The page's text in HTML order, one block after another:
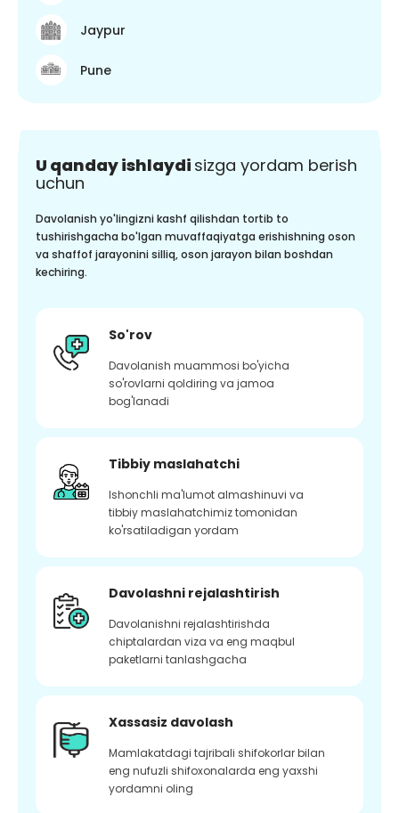
Jaypur
Pune
U qanday ishlaydi sizga yordam berish
uchun
Davolanish yo'lingizni kashf qilishdan tortib to
tushirishgacha bo'lgan muvaffaqiyatga erishishning oson
va shaffof jarayonini silliq, oson jarayon bilan boshdan
kechiring.
So'rov
Davolanish muammosi bo'yicha
so'rovlarni qoldiring va jamoa
bog'lanadi
Tibbiy maslahatchi
Ishonchli ma'lumot almashinuvi va
tibbiy maslahatchimiz tomonidan
ko'rsatiladigan yordam
Davolashni rejalashtirish
Davolanishni rejalashtirishda
chiptalardan viza va eng maqbul
paketlarni tanlashgacha
Xassasiz davolash
Mamlakatdagi tajribali shifokorlar bilan
eng nufuzli shifoxonalarda eng yaxshi
yordamni oling